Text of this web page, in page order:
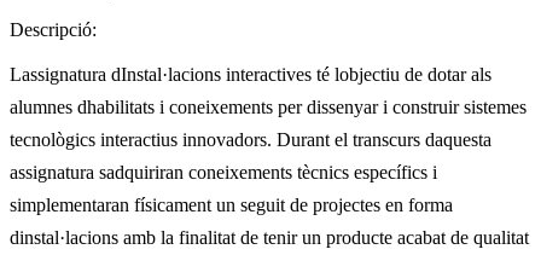
Descripció:
Lassignatura dInstal·lacions interactives té lobjectiu de dotar als
alumnes dhabilitats i coneixements per dissenyar i construir sistemes
tecnològics interactius innovadors. Durant el transcurs daquesta
assignatura sadquiriran coneixements tècnics específics i
simplementaran físicament un seguit de projectes en forma
dinstal·lacions amb la finalitat de tenir un producte acabat de qualitat